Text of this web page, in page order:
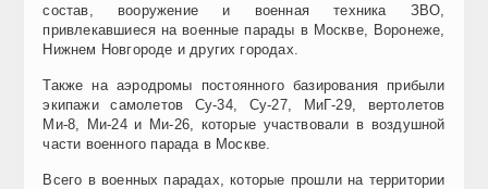
состав, вооружение и военная техника ЗВО,
привлекавшиеся на военные парады в Москве, Воронеже,
Нижнем Новгороде и других городах.
Также на аэродромы постоянного базирования прибыли
экипажи самолетов Су-34, Су-27, МиГ-29, вертолетов
Ми-8, Ми-24 и Ми-26, которые участвовали в воздушной
части военного парада в Москве.
Всего в военных парадах, которые прошли на территории